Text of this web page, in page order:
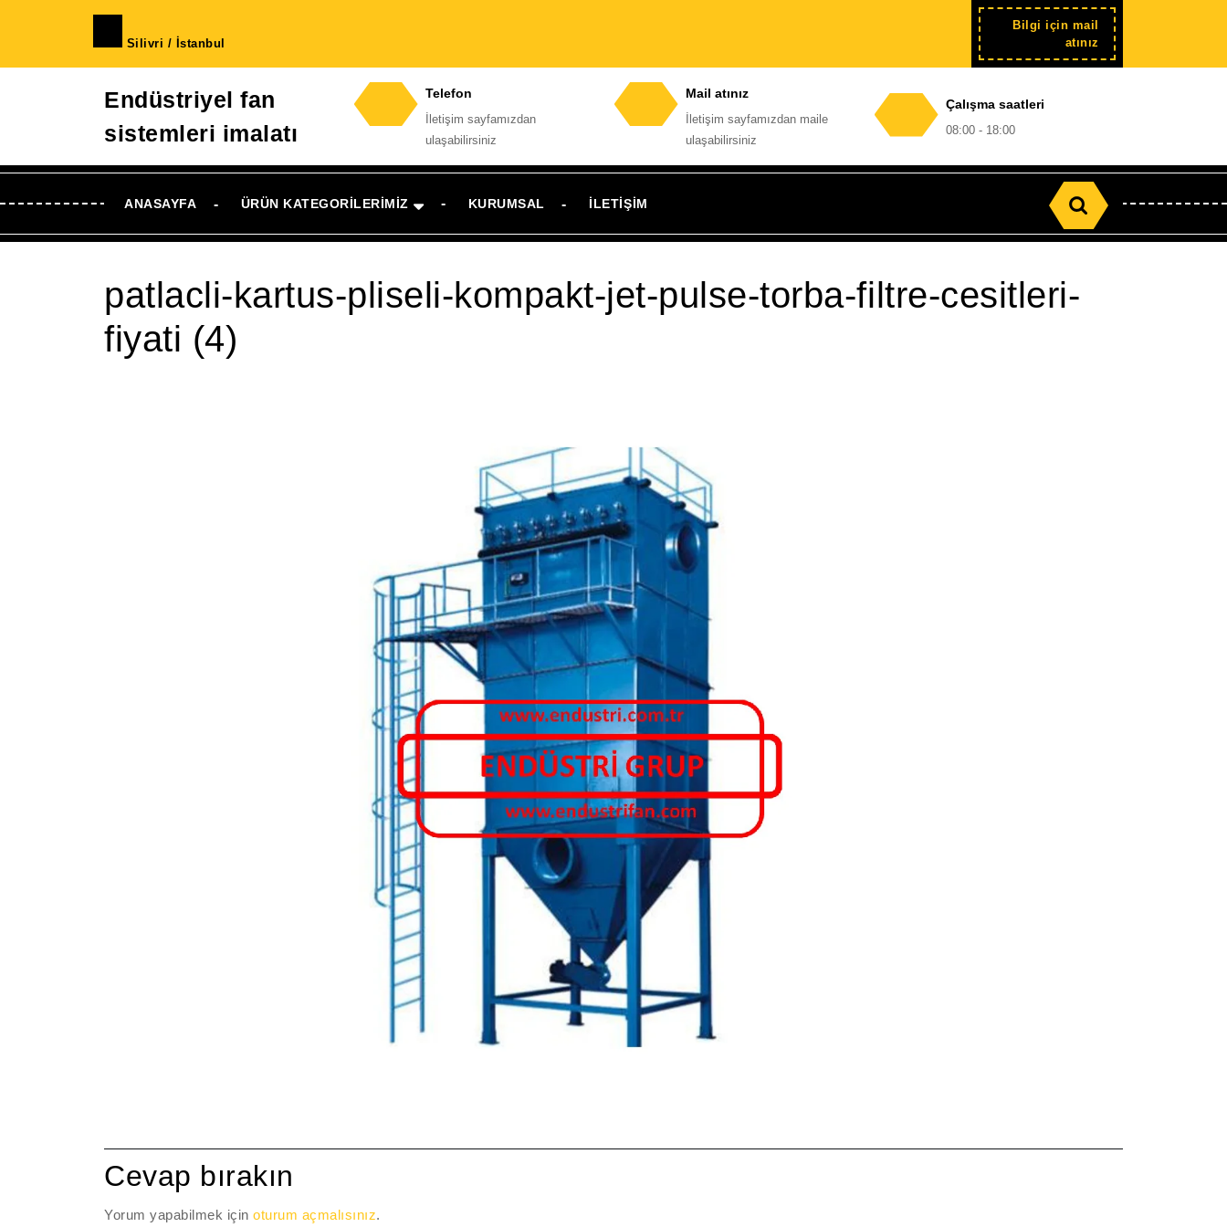
Silivri / İstanbul
Bilgi için mail
atınız Şimdi
kayıt
Endüstriyel fan
sistemleri imalatı
Telefon
İletişim sayfamızdan
ulaşabilirsiniz
Mail atınız
İletişim sayfamızdan maile
ulaşabilirsiniz
Çalışma saatleri
08:00 - 18:00
ANASAYFA ÜRÜN KATEGORILERIMIZ KURUMSAL İLETIŞIM
Search
for:
patlacli-kartus-pliseli-kompakt-jet-pulse-torba-filtre-cesitleri-
fiyati (4)
Cevap bırakın
Yorum yapabilmek içinoturum açmalısınız.